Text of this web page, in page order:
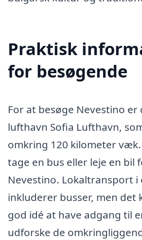
Praktisk
for besøgende
For at besøge Nevestino
lufthavn Sofia Lufthavn,
omkring 120 kilometer
tage en bus eller leje en bil
Nevestino. Lokaltransport i
inkluderer busser, men det
god idé at have adgang til
udforske de